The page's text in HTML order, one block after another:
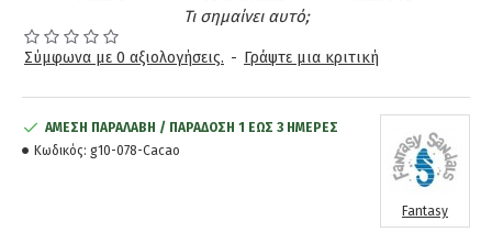
Τι σημαίνει αυτό;
Σύμφωνα με 0 αξιολογήσεις. - Γράψτε μια κριτική
ΆΜΕΣΗ ΠΑΡΑΛΑΒΉ / ΠΑΡΆΔOΣΗ 1 ΈΩΣ 3 ΗΜΈΡΕΣ
Κωδικός: g10-078-Cacao
Fantasy